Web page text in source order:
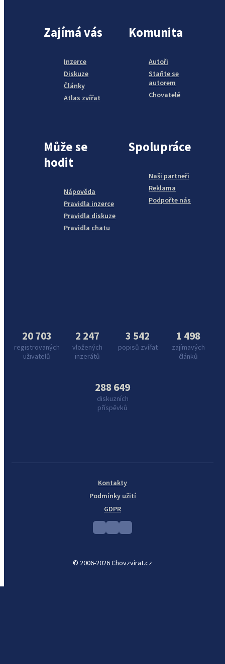
Zajímá vás
Inzerce
Diskuze
Články
Atlas zvířat
Komunita
Autoři
Staňte se
autorem
Chovatelé
Může se
hodit
Nápověda
Pravidla inzerce
Pravidla diskuze
Pravidla chatu
Spolupráce
Naši partneři
Reklama
Podpořte nás
20 703
registrovaných
uživatelů
2 247
vložených
inzerátů
3 542
popisů zvířat
1 498
zajímavých
článků
288 649
diskuzních
příspěvků
© 2006-2026 Chovzvirat.cz
Kontakty
Podmínky užití
GDPR